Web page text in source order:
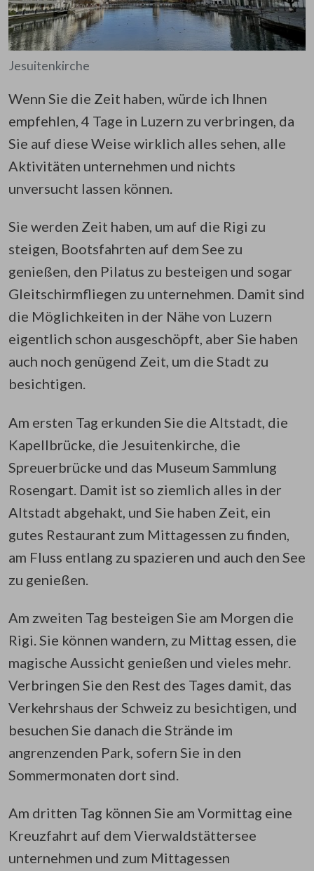
Jesuitenkirche
Wenn Sie die Zeit haben, würde ich Ihnen
empfehlen, 4 Tage in Luzern zu verbringen, da
Sie auf diese Weise wirklich alles sehen, alle
Aktivitäten unternehmen und nichts
unversucht lassen können.
Sie werden Zeit haben, um auf die Rigi zu
steigen, Bootsfahrten auf dem See zu
genießen, den Pilatus zu besteigen und sogar
Gleitschirmfliegen zu unternehmen. Damit sind
die Möglichkeiten in der Nähe von Luzern
eigentlich schon ausgeschöpft, aber Sie haben
auch noch genügend Zeit, um die Stadt zu
besichtigen.
Am ersten Tag erkunden Sie die Altstadt, die
Kapellbrücke, die Jesuitenkirche, die
Spreuerbrücke und das Museum Sammlung
Rosengart. Damit ist so ziemlich alles in der
Altstadt abgehakt, und Sie haben Zeit, ein
gutes Restaurant zum Mittagessen zu finden,
am Fluss entlang zu spazieren und auch den See
zu genießen.
Am zweiten Tag besteigen Sie am Morgen die
Rigi. Sie können wandern, zu Mittag essen, die
magische Aussicht genießen und vieles mehr.
Verbringen Sie den Rest des Tages damit, das
Verkehrshaus der Schweiz zu besichtigen, und
besuchen Sie danach die Strände im
angrenzenden Park, sofern Sie in den
Sommermonaten dort sind.
Am dritten Tag können Sie am Vormittag eine
Kreuzfahrt auf dem Vierwaldstättersee
unternehmen und zum Mittagessen